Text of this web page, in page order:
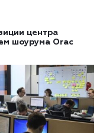
центра
шоурума Orac